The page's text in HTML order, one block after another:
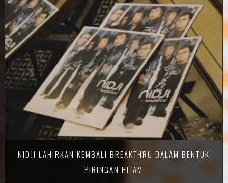
NIDJI LAHIRKAN KEMBALI BREAKTHRU DALAM BENTUK
PIRINGAN HITAM